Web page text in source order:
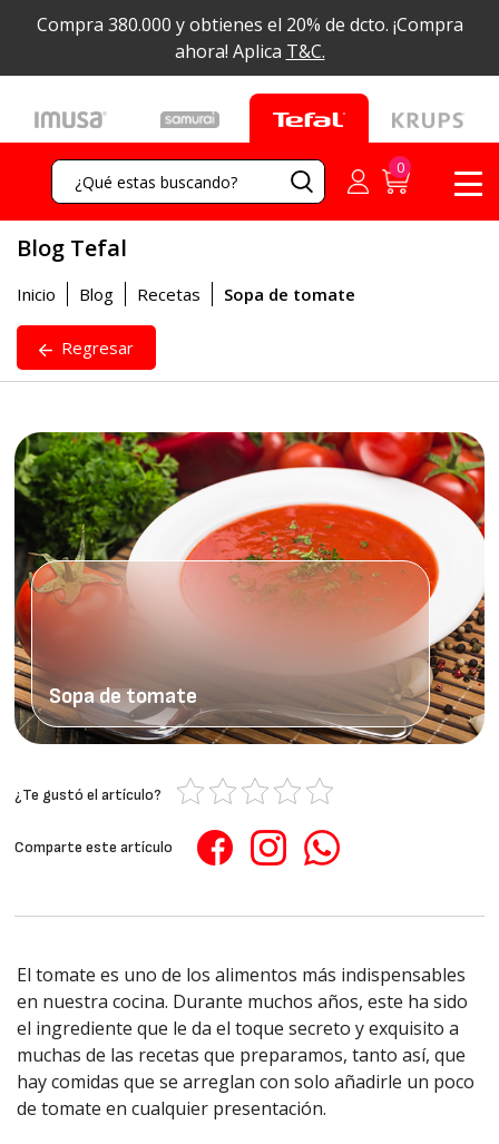
Compra 380.000 y obtienes el 20% de dcto. ¡Compra
ahora! Aplica T&C.
Blog Tefal
Inicio Blog Recetas Sopa de tomate
Regresar
Sopa de tomate
Comparte este artículo
¿Te gustó el artículo?
El tomate es uno de los alimentos más indispensables
en nuestra cocina. Durante muchos años, este ha sido
el ingrediente que le da el toque secreto y exquisito a
muchas de las recetas que preparamos, tanto así, que
hay comidas que se arreglan con solo añadirle un poco
de tomate en cualquier presentación.